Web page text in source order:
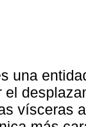
una
el
vísceras